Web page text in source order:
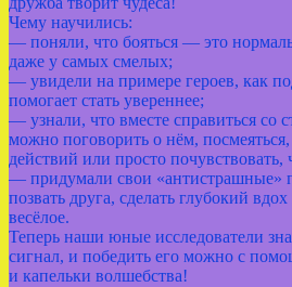
Чему научились:
— поняли, что бояться — это
даже у самых смелых;
— увидели на примере героев, как
помогает стать увереннее;
— узнали, что вместе справиться со
можно поговорить о нём,
действий или просто почувствовать,
— придумали свои «антистрашные»
позвать друга, сделать глубокий
весёлое.
Теперь наши юные исследователи
сигнал, и победить его можно с
и капельки волшебства!